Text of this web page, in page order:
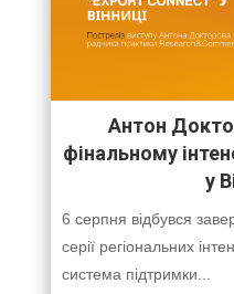
Антон
фінальному
у
6 серпня відбувся
серії регіональних
система підтримки...